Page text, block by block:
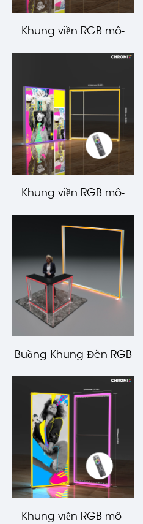
Khung viền RGB mô-
đun Chromix 2000x2500
Khung viền RGB mô-
đun Chromix 2000x2000
mm LT-ALF120F
Buồng Khung Đèn RGB
Cấu Hình Mô-đun
Chromix 10x10 ft
Khung viền RGB mô-